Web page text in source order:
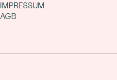
IMPRESSUM
AGB